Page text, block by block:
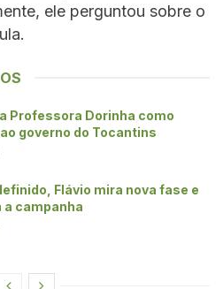
ele perguntou sobre o
Professora Dorinha como
governo do Tocantins
Flávio mira nova fase e
a campanha